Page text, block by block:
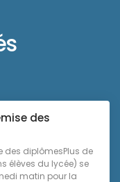
des
des diplômesPlus de
élèves du lycée) se
matin pour la